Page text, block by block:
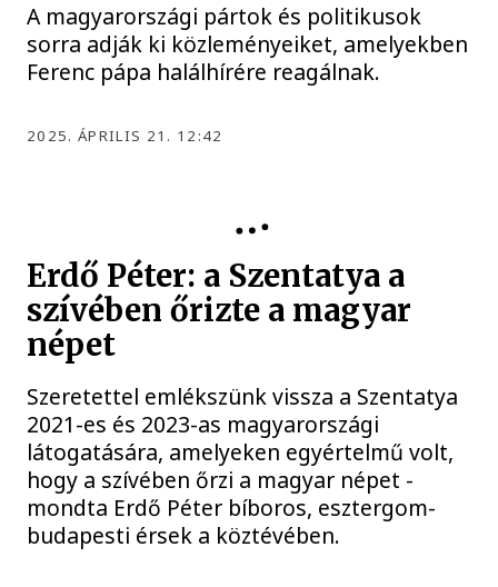
A magyarországi pártok és politikusok
sorra adják ki közleményeiket, amelyekben
Ferenc pápa halálhírére reagálnak.
2025. ÁPRILIS 21. 12:42
Erdő Péter: a Szentatya a
szívében őrizte a magyar
népet
Szeretettel emlékszünk vissza a Szentatya
2021-es és 2023-as magyarországi
látogatására, amelyeken egyértelmű volt,
hogy a szívében őrzi a magyar népet -
mondta Erdő Péter bíboros, esztergom-
budapesti érsek a köztévében.